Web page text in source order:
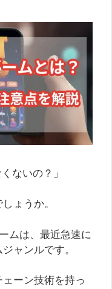
ないの？」
ょうか。
ムは、最近急速に
ャンルです。
ーン技術を持っ